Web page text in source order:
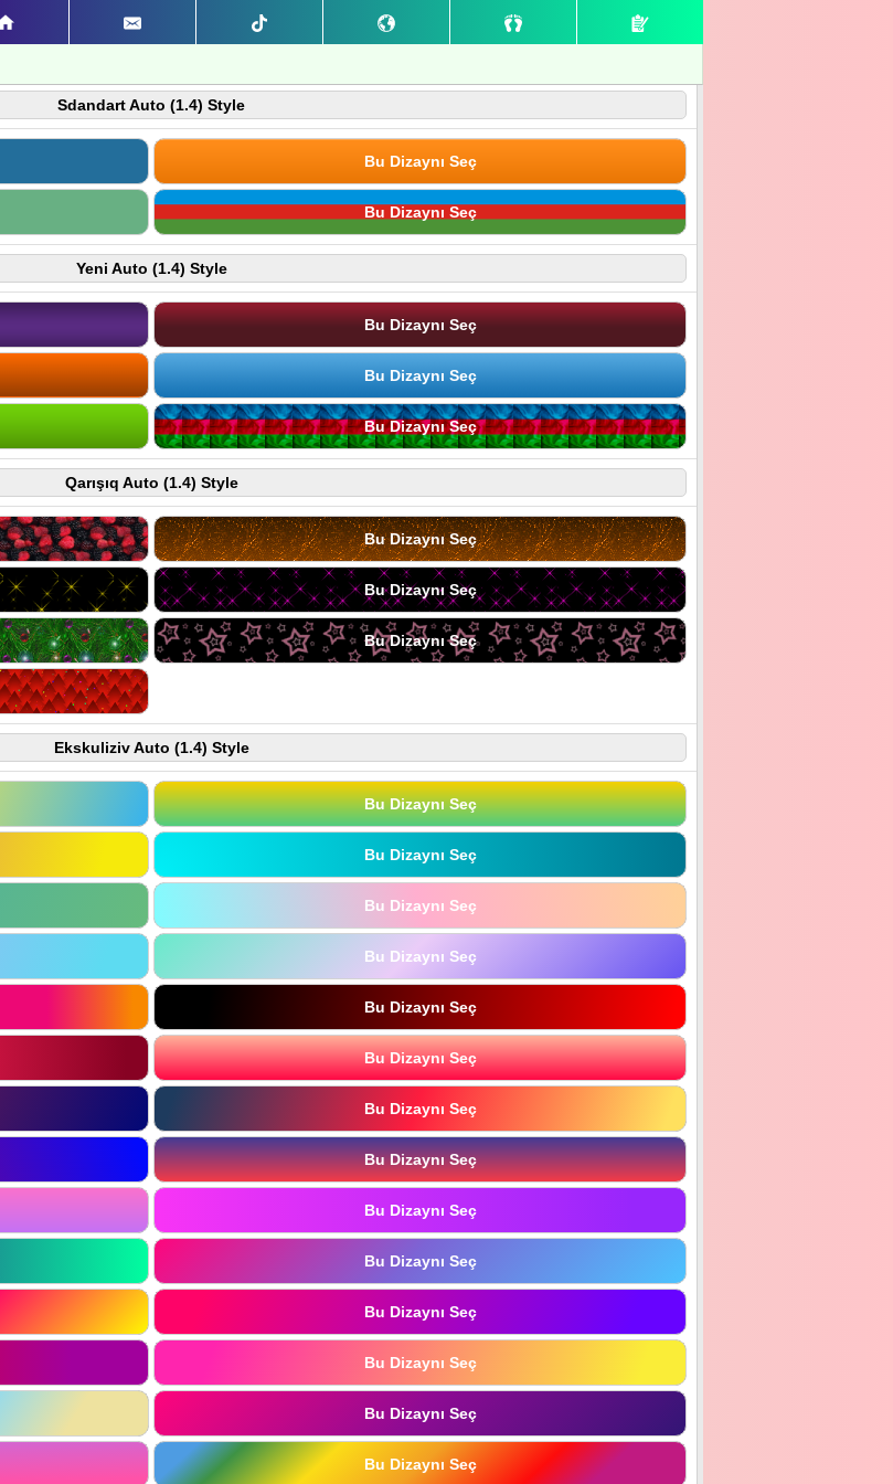
Sdandart Auto (1.4) Style
Bu Dizaynı Seç
Bu Dizaynı Seç
Yeni Auto (1.4) Style
Bu Dizaynı Seç
Bu Dizaynı Seç
Bu Dizaynı Seç
Qarışıq Auto (1.4) Style
Bu Dizaynı Seç
Bu Dizaynı Seç
Bu Dizaynı Seç
Ekskuliziv Auto (1.4) Style
Bu Dizaynı Seç
Bu Dizaynı Seç
Bu Dizaynı Seç
Bu Dizaynı Seç
Bu Dizaynı Seç
Bu Dizaynı Seç
Bu Dizaynı Seç
Bu Dizaynı Seç
Bu Dizaynı Seç
Bu Dizaynı Seç
Bu Dizaynı Seç
Bu Dizaynı Seç
Bu Dizaynı Seç
Bu Dizaynı Seç